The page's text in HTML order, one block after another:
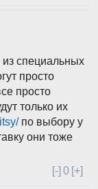
специальных
просто
просто
только их
по выбору у
они тоже
[-] 0 [+]